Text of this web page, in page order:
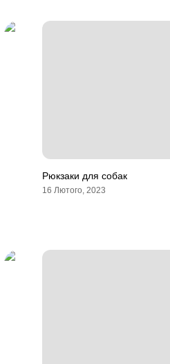
Рюкзаки для собак
16 Лютого, 2023